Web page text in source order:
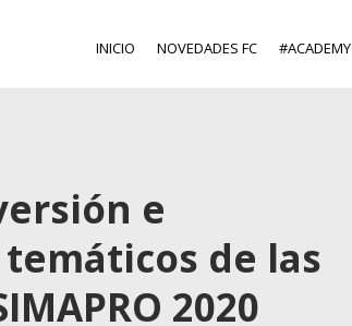
INICIO NOVEDADES FC #ACADEMY
e
de las
2020